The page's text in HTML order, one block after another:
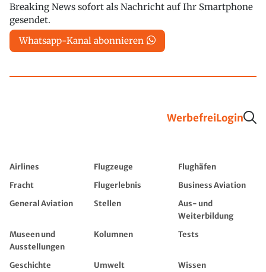
Breaking News sofort als Nachricht auf Ihr Smartphone
gesendet.
Whatsapp-Kanal abonnieren
WerbefreiLogin
Airlines Flugzeuge
Flughäfen
Fracht
Flugerlebnis
Business Aviation
General Aviation
Stellen
Aus- und
Weiterbildung
Museen und
Ausstellungen
Kolumnen Tests
Geschichte Umwelt
Wissen